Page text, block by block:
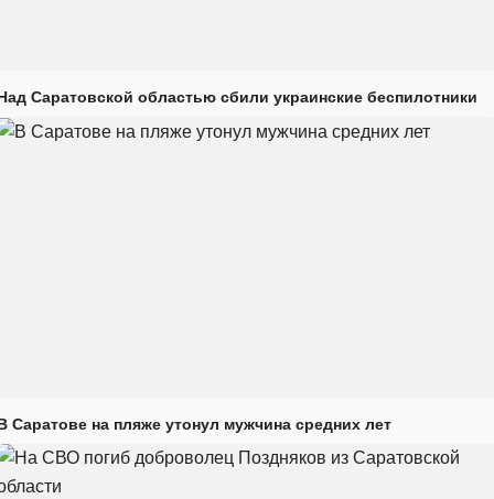
Саратовской областью сбили украинские беспилотники
Саратове на пляже утонул мужчина средних лет